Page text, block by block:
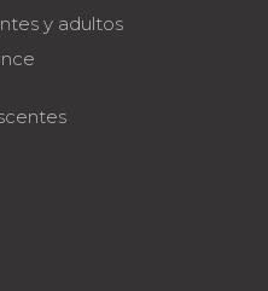
y adultos